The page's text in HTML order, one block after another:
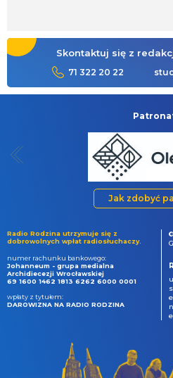
Skontaktuj się z
71 322 20 22
Jak zdobyć
Radio Rodzina utrzymuje się z
dobrowolnych wpłat radiosłuchaczy.
numer rachunku bankowego:
Johanneum - grupa medialna
Archidiecezji Wrocławskiej
69 1600 1462 1813 6262 6000 0001
wpłaty z tytułem:
DAROWIZNA NA RADIO RODZINA